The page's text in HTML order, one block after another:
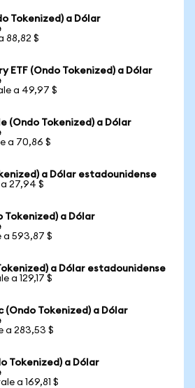
Tokenized) a Dólar
88,82 $
ETF (Ondo Tokenized) a Dólar
a 49,97 $
(Ondo Tokenized) a Dólar
a 70,86 $
a Dólar estadounidense
a 27,94 $
Tokenized) a Dólar
a 593,87 $
a Dólar estadounidense
a 129,17 $
(Ondo Tokenized) a Dólar
a 283,53 $
Tokenized) a Dólar
a 169,81 $